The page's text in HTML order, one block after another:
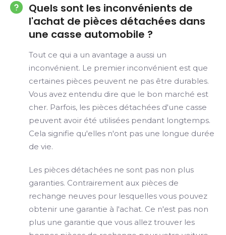
Quels sont les inconvénients de
l'achat de pièces détachées dans
une casse automobile ?
Tout ce qui a un avantage a aussi un
inconvénient. Le premier inconvénient est que
certaines pièces peuvent ne pas être durables.
Vous avez entendu dire que le bon marché est
cher. Parfois, les pièces détachées d'une casse
peuvent avoir été utilisées pendant longtemps.
Cela signifie qu'elles n'ont pas une longue durée
de vie.
Les pièces détachées ne sont pas non plus
garanties. Contrairement aux pièces de
rechange neuves pour lesquelles vous pouvez
obtenir une garantie à l'achat. Ce n'est pas non
plus une garantie que vous allez trouver les